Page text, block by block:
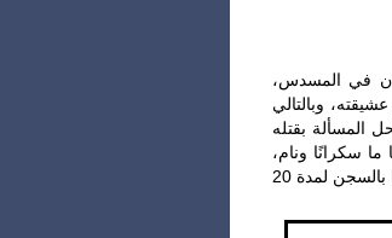
في المسدس،
وبالتالي
المسألة بقتله
ما سكرانًا ونام،
فألقت البنزين عليه وأحرقته. مات الرجل وهي حكم عليها بالسجن لمدة 20